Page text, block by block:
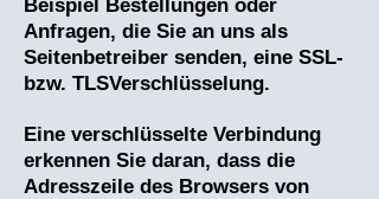
Beispiel Bestellungen oder
Anfragen, die Sie an uns als
Seitenbetreiber senden, eine SSL-
bzw. TLSVerschlüsselung.
Eine verschlüsselte Verbindung
erkennen Sie daran, dass die
Adresszeile des Browsers von